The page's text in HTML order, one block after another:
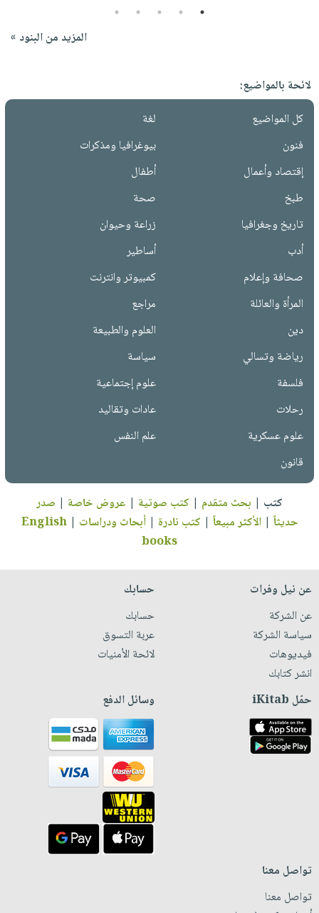
1
2
3
4
5
المزيد من البنود »
لائحة بالمواضيع:
كل المواضيع
لغة
فنون
بيوغرافيا ومذكرات
إقتصاد وأعمال
أطفال
طبخ
صحة
تاريخ وجغرافيا
زراعة وحيوان
أدب
أساطير
صحافة وإعلام
كمبيوتر وانترنت
المرأة والعائلة
مراجع
دين
العلوم والطبيعة
رياضة وتسالي
سياسة
فلسفة
علوم إجتماعية
رحلات
عادات وتقاليد
علوم عسكرية
علم النفس
قانون
كتب | بحث متقدم | كتب صوتية | عروض خاصة | صدر
حديثاً |الأكثر مبيعاً | كتب نادرة |أبحاث ودراسات |
English
books
عن نيل وفرات
عن الشركة
سياسة الشركة
فيديوهات
انشر كتابك
حسابك
حسابك
عربة التسوق
لائحة الأمنيات
حمّل iKitab وسائل الدفع
تواصل معنا
تواصل معنا